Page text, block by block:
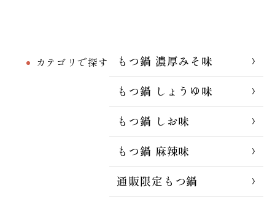
カテゴリで探す
もつ鍋 濃厚みそ味
もつ鍋 しょうゆ味
もつ鍋 しお味
もつ鍋 麻辣味
通販限定もつ鍋